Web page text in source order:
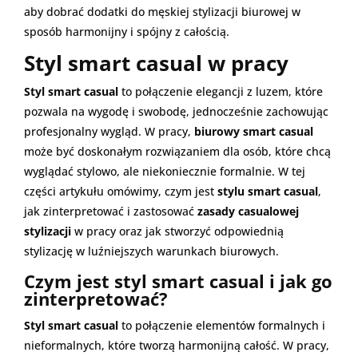
aby dobrać dodatki do męskiej stylizacji biurowej w
sposób harmonijny i spójny z całością.
Styl smart casual w pracy
Styl smart casual to połączenie elegancji z luzem, które
pozwala na wygodę i swobodę, jednocześnie zachowując
profesjonalny wygląd. W pracy, biurowy smart casual
może być doskonałym rozwiązaniem dla osób, które chcą
wyglądać stylowo, ale niekoniecznie formalnie. W tej
części artykułu omówimy, czym jest stylu smart casual,
jak zinterpretować i zastosować zasady casualowej
stylizacji w pracy oraz jak stworzyć odpowiednią
stylizację w luźniejszych warunkach biurowych.
Czym jest styl smart casual i jak go
zinterpretować?
Styl smart casual to połączenie elementów formalnych i
nieformalnych, które tworzą harmonijną całość. W pracy,